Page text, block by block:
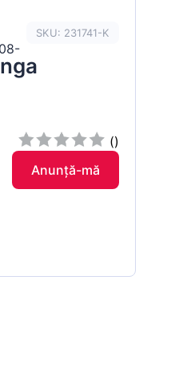
SKU: 231741-K
()
Anunță-mă